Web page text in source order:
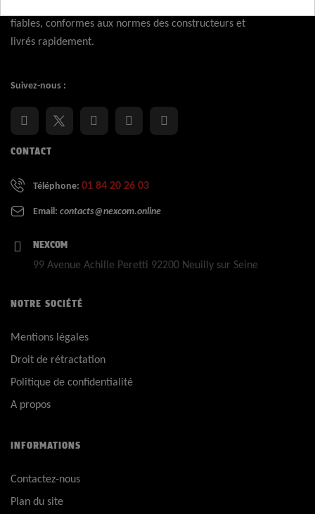
✅
:
livraison express 48h.
fiables, conformes aux normes des constructeurs et
livrés rapidement.
Suivez-nous :
CONTACT
Téléphone: 01 84 20 26 03
Email: contacts@nexcom.online
NEXCOM
99 Avenue Achille Peretti 92200 Neuilly sur Seine
NOTRE SOCIÉTÉ
Mentions légales
Droit de rétractation
Politique de confidentialité
A propos
INFORMATIONS
Contactez-nous
Plan du site